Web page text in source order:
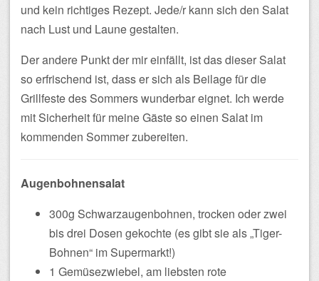
und kein richtiges Rezept. Jede/r kann sich den Salat
nach Lust und Laune gestalten.
Der andere Punkt der mir einfällt, ist das dieser Salat
so erfrischend ist, dass er sich als Beilage für die
Grillfeste des Sommers wunderbar eignet. Ich werde
mit Sicherheit für meine Gäste so einen Salat im
kommenden Sommer zubereiten.
Augenbohnensalat
300g Schwarzaugenbohnen, trocken oder zwei
bis drei Dosen gekochte (es gibt sie als „Tiger-
Bohnen“ im Supermarkt!)
1 Gemüsezwiebel, am liebsten rote